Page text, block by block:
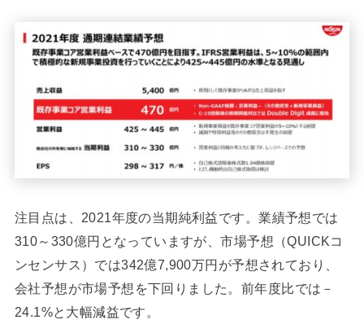
注目点は、2021年度の当期純利益です。業績予想では
310～330億円となっていますが、市場予想（QUICKコ
ンセンサス）では342億7,900万円が予想されており、
会社予想が市場予想を下回りました。前年度比では－
24.1%と大幅減益です。